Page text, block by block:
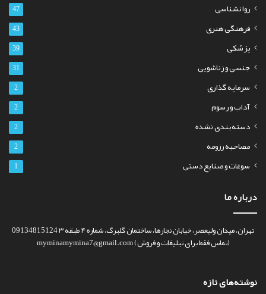
روانشناسی 47
فرهنگی هنری 43
پزشکی 39
جنسی و زناشویی 31
سرمایه گذاری 2
آداب و رسوم 2
دسته‌بندی نشده 2
مصاحبه رزومه 2
سوغات و صنایع دستی 1
درباره ما
تهران، میدان ولیعصر، خیابان نجارها، ساختمان گلبرگ، شماره ۴ طبقه ۳ 09134815124
(تماس فقط برای تبلیغات و فروش) myminamymina7@gmail.com
نوشته‌های تازه